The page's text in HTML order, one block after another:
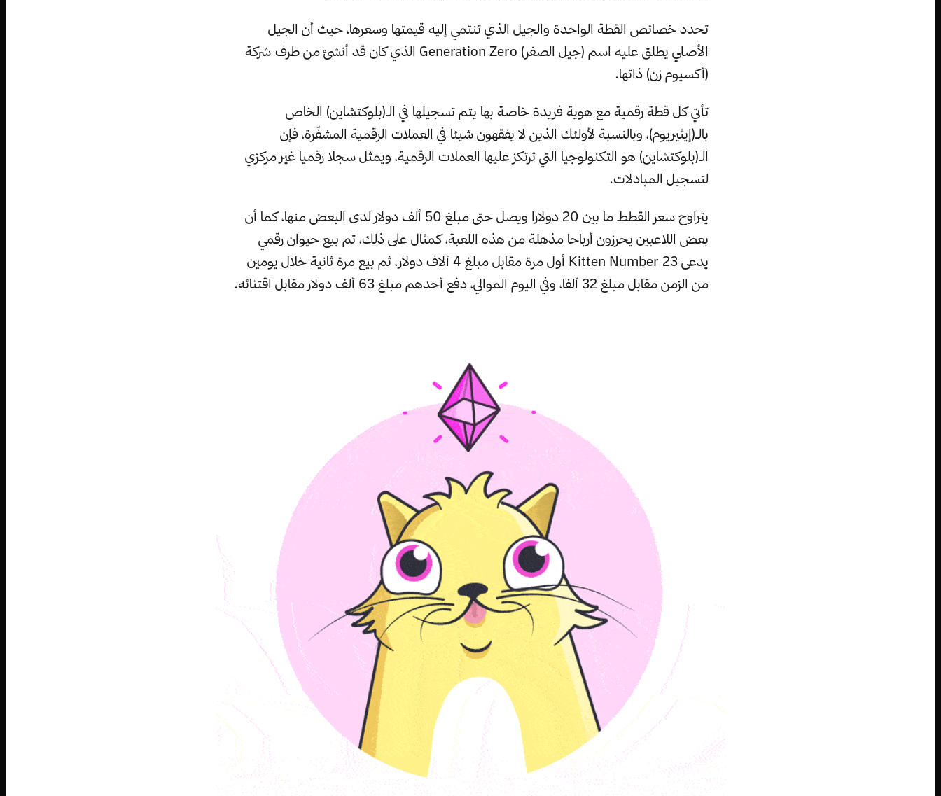
تحدد خصائص القطة الواحدة والجيل الذي تنتمي إليه قيمتها وسعرها، حيث أن الجيل
الأصلي يطلق عليه اسم (جيل الصفر) Generation Zero الذي كان قد أنشئ من طرف شركة
(أكسيوم زن) ذاتها.
تأتي كل قطة رقمية مع هوية فريدة خاصة بها يتم تسجيلها في الـ(بلوكتشاين) الخاص
بالـ(إيثيريوم)، وبالنسبة لأولئك الذين لا يفقهون شيئا في العملات الرقمية المشفّرة، فإن
الـ(بلوكتشاين) هو التكنولوجيا التي ترتكز عليها العملات الرقمية، ويمثل سجلا رقميا غير مركزي
لتسجيل المبادلات.
يتراوح سعر القطط ما بين 20 دولارا ويصل حتى مبلغ 50 ألف دولار لدى البعض منها، كما أن
بعض اللاعبين يحرزون أرباحا مذهلة من هذه اللعبة، كمثال على ذلك، تم بيع حيوان رقمي
يدعى Kitten Number 23 أول مرة مقابل مبلغ 4 آلاف دولار، ثم بيع مرة ثانية خلال يومين
من الزمن مقابل مبلغ 32 ألفا، وفي اليوم الموالي، دفع أحدهم مبلغ 63 ألف دولار مقابل اقتنائه.